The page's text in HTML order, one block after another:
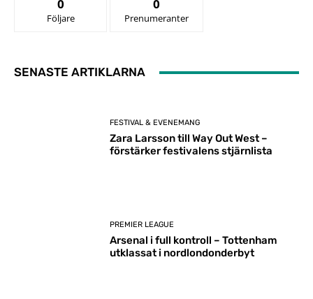
0
Följare
0
Prenumeranter
SENASTE ARTIKLARNA
FESTIVAL & EVENEMANG
Zara Larsson till Way Out West –
förstärker festivalens stjärnlista
PREMIER LEAGUE
Arsenal i full kontroll – Tottenham
utklassat i nordlondonderbyt